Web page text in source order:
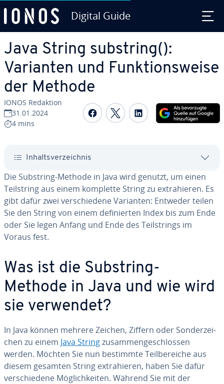
Digital Guide
Java String substring():
Varianten und Funk­ti­ons­wei­se
der Methode
IONOS Redaktion
31.01.2024
4 mins
Auf Facebook teilen
Auf Twitter teilen
Auf LinkedIn
In­halts­ver­zeich­nis
Die Substring-Methode in Java wird genutzt, um einen
Teil­string aus einem komplette String zu ex­tra­hie­ren. Es
gibt dafür zwei ver­schie­de­ne Varianten: Entweder teilen
Sie den String von einem de­fi­nier­ten Index bis zum Ende
oder Sie legen Anfang und Ende des Teil­strings im
Voraus fest.
Was ist die Substring-
Methode in Java und wie wird
sie verwendet?
In Java können mehrere Zeichen, Ziffern oder Son­der­zei­
chen zu einem Java Stringzu­sam­men­ge­schlos­sen
werden. Möchten Sie nun bestimmte Teil­be­rei­che aus
diesem gesamten String ex­tra­hie­ren, haben Sie dafür
ver­schie­de­ne Mög­lich­kei­ten. Während Sie mit der